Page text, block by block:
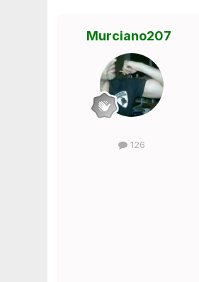
Murciano207
126